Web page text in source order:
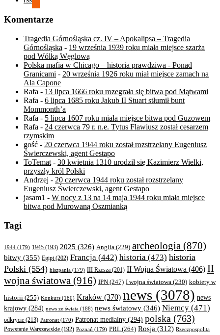
Komentarze
Tragedia Górnośląska cz. IV – Apokalipsa – Tragedia
Górnośląska - 19 września 1939 roku miała miejsce szarża
pod Wólką Węglową
Polska mafia w Chicago – historia prawdziwa - Ponad
Granicami - 20 września 1926 roku miał miejsce zamach na
Ala Capone
Rafa - 13 lipca 1666 roku rozegrała się bitwa pod Mątwami
Rafa - 6 lipca 1685 roku Jakub II Stuart stłumił bunt
Mommonth’a
Rafa - 5 lipca 1607 roku miała miejsce bitwa pod Guzowem
Rafa - 24 czerwca 79 r. n.e. Tytus Flawiusz został cesarzem
rzymskim
gość - 20 czerwca 1944 roku został rozstrzelany Eugeniusz
Świerczewski, agent Gestapo
ToTemat - 30 kwietnia 1310 urodził się Kazimierz Wielki,
przyszły król Polski
Andrzej - 20 czerwca 1944 roku został rozstrzelany
Eugeniusz Świerczewski, agent Gestapo
jasam1 - W nocy z 13 na 14 maja 1944 roku miała miejsce
bitwa pod Murowaną Oszmianką
Tagi
1944 (179) 1945 (193) 2025 (326) Anglia (229) archeologia (870)
bitwy (355) Egipt(202) Francja (442) historia (473) historia
Polski (554) hiszpania (179) III Rzesza (201) II Wojna Światowa (406) II
wojna światowa (916) IPN (247) I wojna światowa (230) kobiety w
historii (255) Konkurs (180) Kraków (370) news (3078) news
krajowy (284) news ze świata (188) news światowy (346) Niemcy (471)
odkrycie (213) Patronat (170) Patronat medialny (294) polska (763)
Powstanie Warszawskie (192) Poznań (179) PRL(264) Rosja (312) Rzeczpospolita